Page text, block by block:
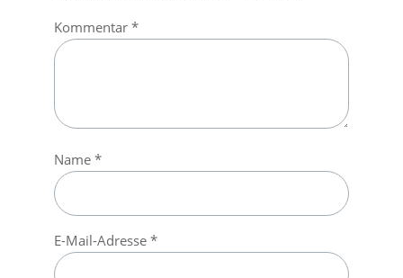
Kommentar *
Name *
E-Mail-Adresse *